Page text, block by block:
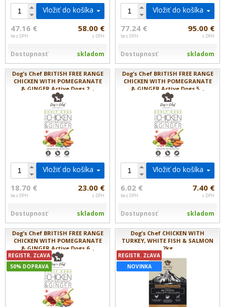
Vložiť do košíka
47.16 €
bez DPH
58.00 €
s DPH
Dostupnosť skladom
Vložiť do košíka
77.24 €
bez DPH
95.00 €
s DPH
Dostupnosť skladom
Dog’s Chef BRITISH FREE RANGE
CHICKEN WITH POMEGRANATE
& GINGER Active Dogs 2...
Vložiť do košíka
18.70 €
bez DPH
23.00 €
s DPH
Dostupnosť skladom
Dog’s Chef BRITISH FREE RANGE
CHICKEN WITH POMEGRANATE
& GINGER Active Dogs 5...
Vložiť do košíka
6.02 €
bez DPH
7.40 €
s DPH
Dostupnosť skladom
Dog’s Chef BRITISH FREE RANGE
CHICKEN WITH POMEGRANATE
& GINGER Active Dogs 6...
REGISTR. ZĽAVA
50% DOPRAVA
Dog’s Chef CHICKEN WITH
TURKEY, WHITE FISH & SALMON
2kg
REGISTR. ZĽAVA
NOVINKA